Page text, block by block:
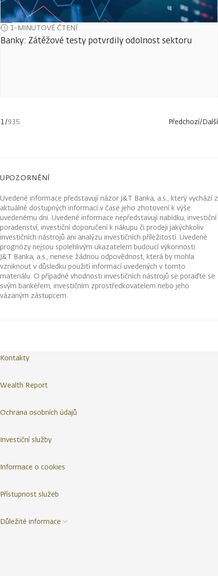
1-MINUTOVÉ ČTENÍ
Banky: Zátěžové testy potvrdily odolnost sektoru
1/935 Předchozí/Další
UPOZORNĚNÍ
Uvedené informace představují názor J&T Banka, a.s., který vychází z
aktuálně dostupných informací v čase jeho zhotovení k výše
uvedenému dni. Uvedené informace nepředstavují nabídku, investiční
poradenství, investiční doporučení k nákupu či prodeji jakýchkoliv
investičních nástrojů ani analýzu investičních příležitostí. Uvedené
prognózy nejsou spolehlivým ukazatelem budoucí výkonnosti.
J&T Banka, a.s., nenese žádnou odpovědnost, která by mohla
vzniknout v důsledku použití informací uvedených v tomto
materiálu. O případné vhodnosti investičních nástrojů se poraďte se
svým bankéřem, investičním zprostředkovatelem nebo jeho
vázaným zástupcem.
Kontakty
Wealth Report
Ochrana osobních údajů
Investiční služby
Informace o cookies
Přístupnost služeb
Důležité informace